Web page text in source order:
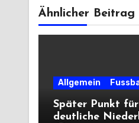
Ähnlicher Beitrag
Allgemein
Später Punkt für
deutliche